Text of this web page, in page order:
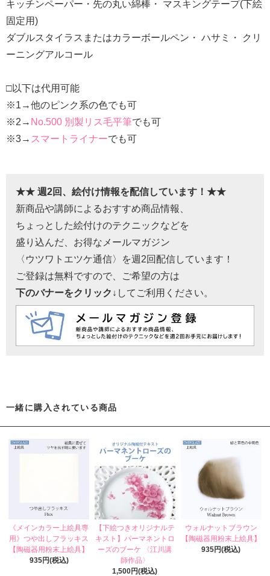
キッチンペーパー・先の丸い綿棒・ マスキングテープ(下絵
固定用)
ダブルスタイラスまたはカラーボールペン・ ハサミ・ クリ
ーニングアルコール
□以下は代用可能
※1→他のピンク系の色でも可
※2→ No.500 別製リス毛平筆でも可
※3→ スマートライナーでも可
★★ 週2回、絵付け情報を配信しています！★★
新商品や講師によるおすすめ商品情報、
ちょっとした絵付けのテクニックなどを
盛り込んだ、お得なメールマガジン
〈ウツワトエツケ通信〉を週2回配信しています！
ご登録は無料ですので、ご希望の方は
下のバナーをクリック↓ してご利用ください。
一緒に購入されている商品
《メインカラー上絵具専
用》つや出しフラッキス
【陶磁器用粉末上絵具】
935円(税込)
【下絵つきオリジナルテ
キスト】パーマネントロ
ーズのブーケ 〈江川講
師作品〉
1,500円(税込)
ウォルナットブラウン
【陶磁器用粉末上絵具】
935円(税込)